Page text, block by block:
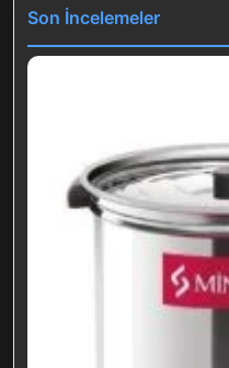
Son İncelemeler